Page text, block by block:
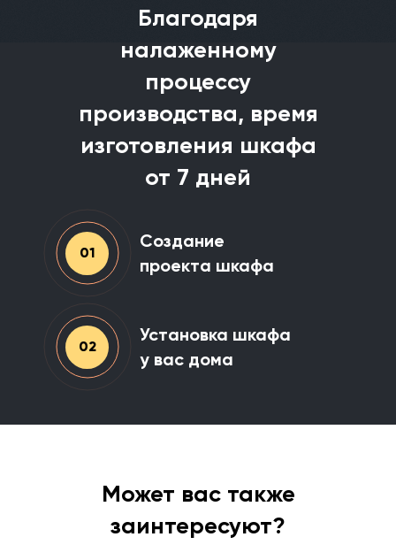
Благодаря
налаженному
процессу
производства, время
изготовления шкафа
от 7 дней
01
Создание
проекта шкафа
02
Установка шкафа
у вас дома
Может вас также
заинтересуют?